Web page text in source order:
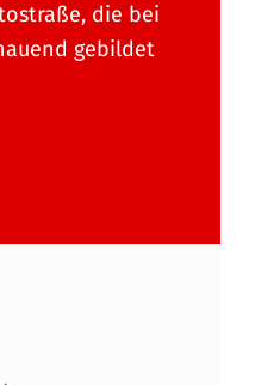
die bei
gebildet